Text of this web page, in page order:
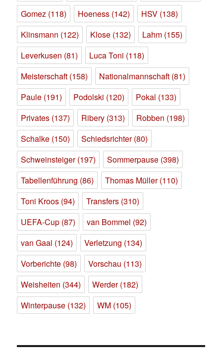
Gomez (118) Hoeness (142) HSV (138)
Klinsmann (122) Klose (132) Lahm (155)
Leverkusen (81) Luca Toni (118)
Meisterschaft (158) Nationalmannschaft (81)
Paule (191) Podolski (120) Pokal (133)
Privates (137) Ribery (313) Robben (198)
Schalke (150) Schiedsrichter(80)
Schweinsteiger(197) Sommerpause (398)
Tabellenführung (86) Thomas Müller(110)
Toni Kroos (94) Transfers (310)
UEFA-Cup (87) van Bommel (92)
van Gaal (124) Verletzung (134)
Vorberichte (98) Vorschau (113)
Weisheiten (344) Werder(182)
Winterpause (132) WM (105)